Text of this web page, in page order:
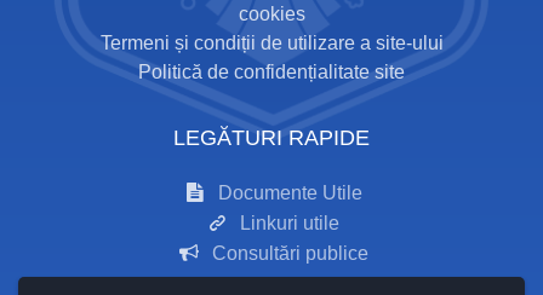
cookies
Termeni și condiții de utilizare a site-ului
Politică de confidențialitate site
LEGĂTURI RAPIDE
Documente Utile
Linkuri utile
Consultări publice